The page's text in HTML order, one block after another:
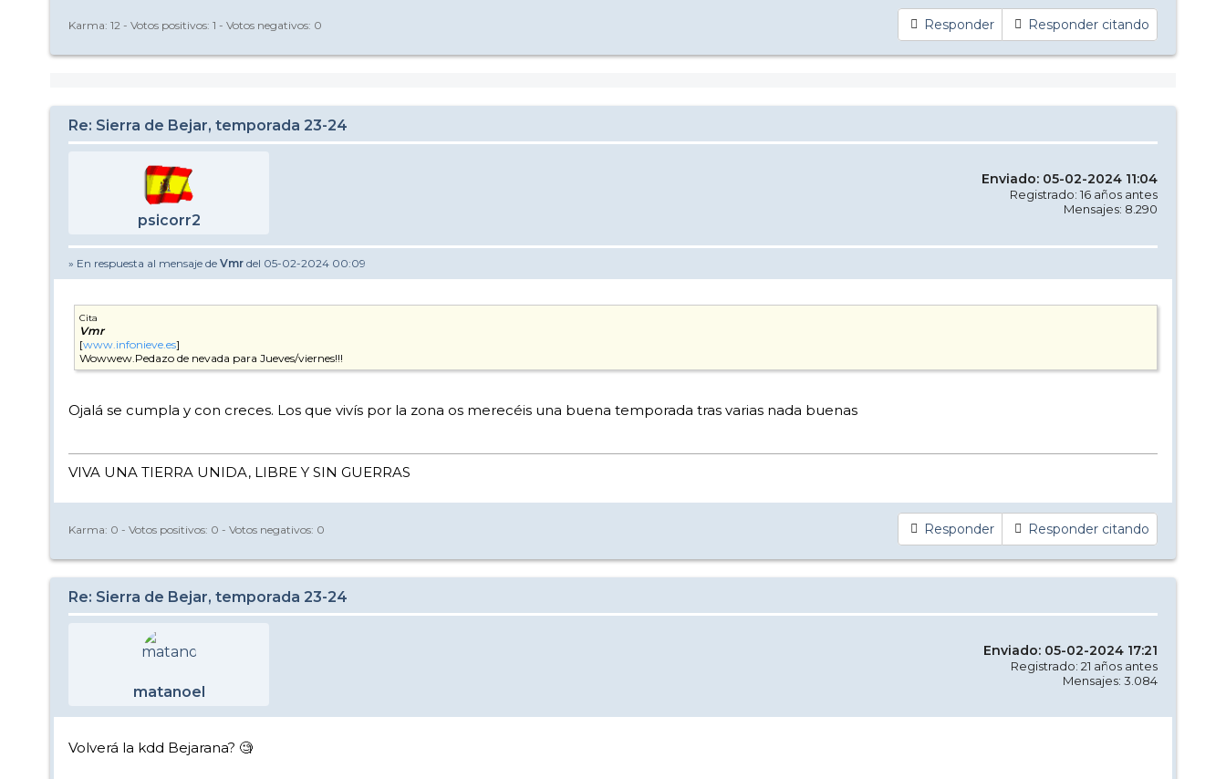
Responder Responder citando
Karma: 12 - Votos positivos: 1 - Votos negativos: 0
Re: Sierra de Bejar, temporada 23-24
psicorr2
Enviado: 05-02-2024 11:04
Registrado: 16 años antes
Mensajes: 8.290
» En respuesta al mensaje de Vmr del 05-02-2024 00:09
Cita
Vmr
[www.infonieve.es]
Wowwew.Pedazo de nevada para Jueves/viernes!!!
Ojalá se cumpla y con creces. Los que vivís por la zona os merecéis una buena temporada tras varias nada buenas
VIVA UNA TIERRA UNIDA, LIBRE Y SIN GUERRAS
Responder Responder citando
Karma: 0 - Votos positivos: 0 - Votos negativos: 0
Re: Sierra de Bejar, temporada 23-24
matanoel
Enviado: 05-02-2024 17:21
Registrado: 21 años antes
Mensajes: 3.084
Volverá la kdd Bejarana? 🧐